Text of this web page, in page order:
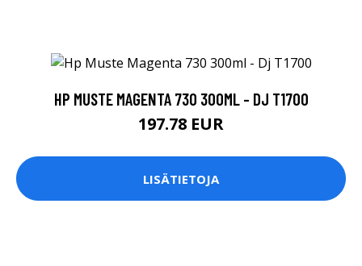
HP MUSTE MAGENTA 730 300ML - DJ T1700
197.78 EUR
LISÄTIETOJA